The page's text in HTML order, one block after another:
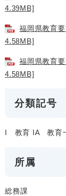
4.39MB]
福岡県教育
4.58MB]
福岡県教育
4.58MB]
分類記号
I 教育 IA 教育
所属
総務課